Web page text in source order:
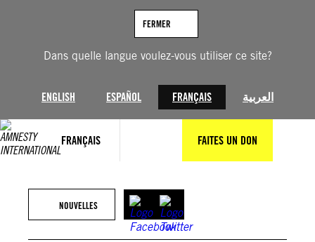
Dans quelle langue voulez-vous utiliser ce site?
ENGLISH ESPAÑOL FRANÇAIS العربية
FERMER
FRANÇAIS FAITES UN DON
NOUVELLES